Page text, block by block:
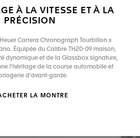
À LA VITESSE ET À LA
PRÉCISION
Carrera Chronograph Tourbillon x
Équipée du Calibre TH20-09 maison,
dynamique et de la Glassbox signature,
l'héritage de la course automobile et
d'avant-garde.
LA MONTRE